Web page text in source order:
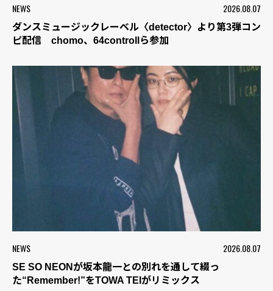
NEWS 2026.08.07
ダンスミュージックレーベル〈detector〉より第3弾コン
ピ配信 chomo、64controllら参加
NEWS 2026.08.07
SE SO NEONが坂本龍一との別れを通して綴っ
た“Remember!”をTOWA TEIがリミックス